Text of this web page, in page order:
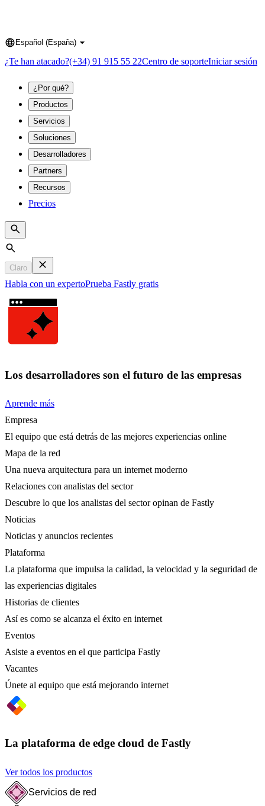
Language
Español (España)
¿Te han atacado?(+34) 91 915 55 22Centro de soporteIniciar sesión
¿Por qué?
Productos
Servicios
Soluciones
Desarrolladores
Partners
Recursos
Precios
Search
Claro
Habla con un expertoPrueba Fastly gratis
Los desarrolladores son el futuro de las empresas
Aprende más
Empresa
El equipo que está detrás de las mejores experiencias online
Mapa de la red
Una nueva arquitectura para un internet moderno
Relaciones con analistas del sector
Descubre lo que los analistas del sector opinan de Fastly
Noticias
Noticias y anuncios recientes
Plataforma
La plataforma que impulsa la calidad, la velocidad y la seguridad de
las experiencias digitales
Historias de clientes
Así es como se alcanza el éxito en internet
Eventos
Asiste a eventos en el que participa Fastly
Vacantes
Únete al equipo que está mejorando internet
La plataforma de edge cloud de Fastly
Ver todos los productos
Servicios de red